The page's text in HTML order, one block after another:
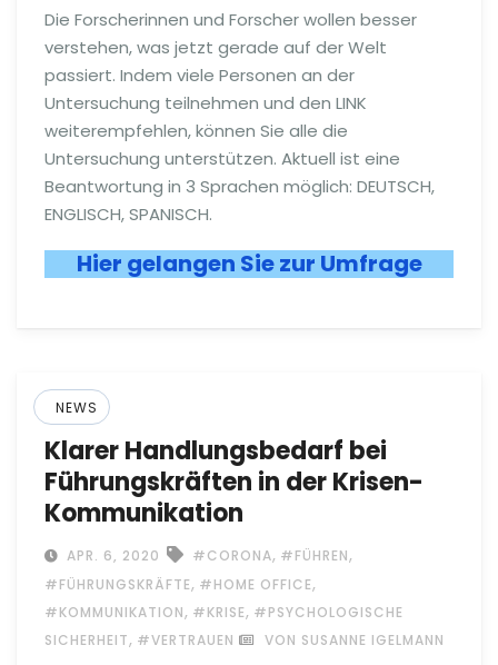
Die Forscherinnen und Forscher wollen besser
verstehen, was jetzt gerade auf der Welt
passiert. Indem viele Personen an der
Untersuchung teilnehmen und den LINK
weiterempfehlen, können Sie alle die
Untersuchung unterstützen. Aktuell ist eine
Beantwortung in 3 Sprachen möglich: DEUTSCH,
ENGLISCH, SPANISCH.
Hier gelangen Sie zur Umfrage
NEWS
Klarer Handlungsbedarf bei
Führungskräften in der Krisen-
Kommunikation
APR. 6, 2020 #CORONA, #FÜHREN,
#FÜHRUNGSKRÄFTE, #HOME OFFICE,
#KOMMUNIKATION, #KRISE, #PSYCHOLOGISCHE
SICHERHEIT, #VERTRAUEN VON SUSANNE IGELMANN